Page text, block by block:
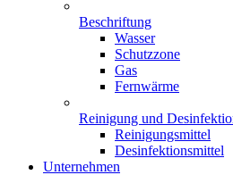
Beschriftung
Wasser
Schutzzone
Gas
Fernwärme
Reinigung und
Reinigungsmittel
Desinfektionsmittel
Unternehmen